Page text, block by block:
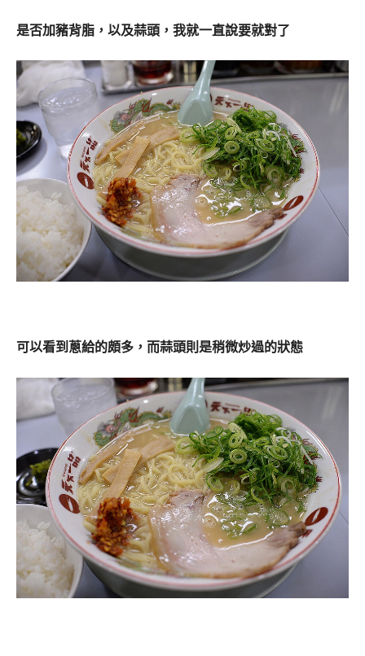
是否加豬背脂，以及蒜頭，我就一直說要就對了
可以看到蔥給的頗多，而蒜頭則是稍微炒過的狀態